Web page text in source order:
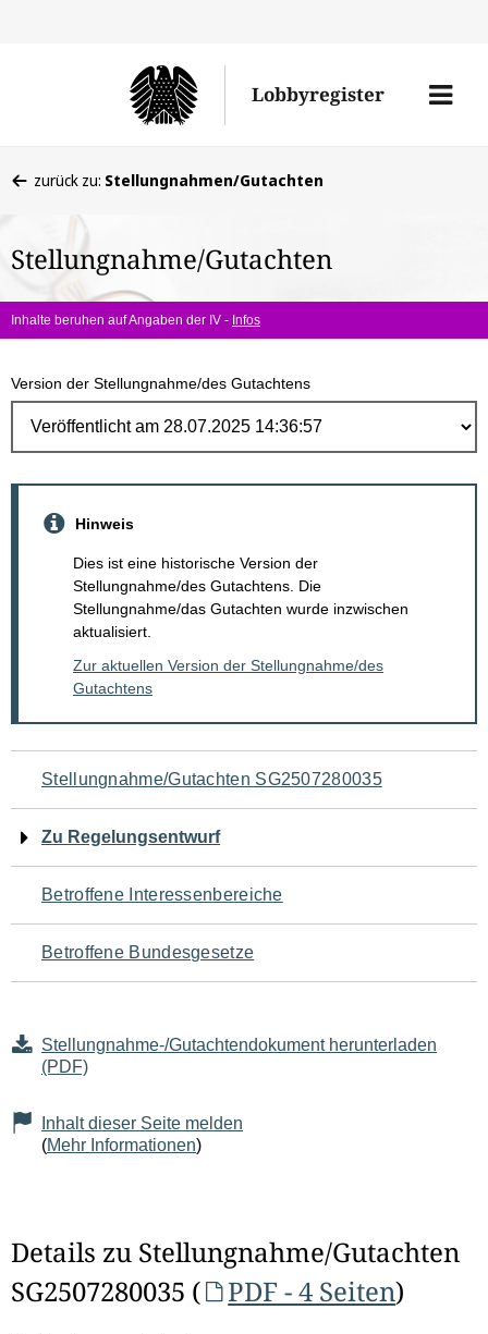
Lobbyregister
Menü
befinden
hier:
zurück zu: Stellungnahmen/Gutachten
Stellungnahme/Gutachten
Inhalte beruhen auf Angaben der IV - Infos
Version der Stellungnahme/des Gutachtens
Hinweis
Dies ist eine historische Version der
Stellungnahme/des Gutachtens. Die
Stellungnahme/das Gutachten wurde inzwischen
aktualisiert.
Zur aktuellen Version der Stellungnahme/des
Gutachtens
Navigation
für
den
Seiteninhalt
Stellungnahme/Gutachten SG2507280035
Zu Regelungsentwurf
Betroffene Interessenbereiche
Betroffene Bundesgesetze
Stellungnahme-/Gutachtendokument herunterladen
(PDF)
Inhalt dieser Seite melden
(Mehr Informationen)
Details zu Stellungnahme/Gutachten
SG2507280035 (
PDF - 4 Seiten)